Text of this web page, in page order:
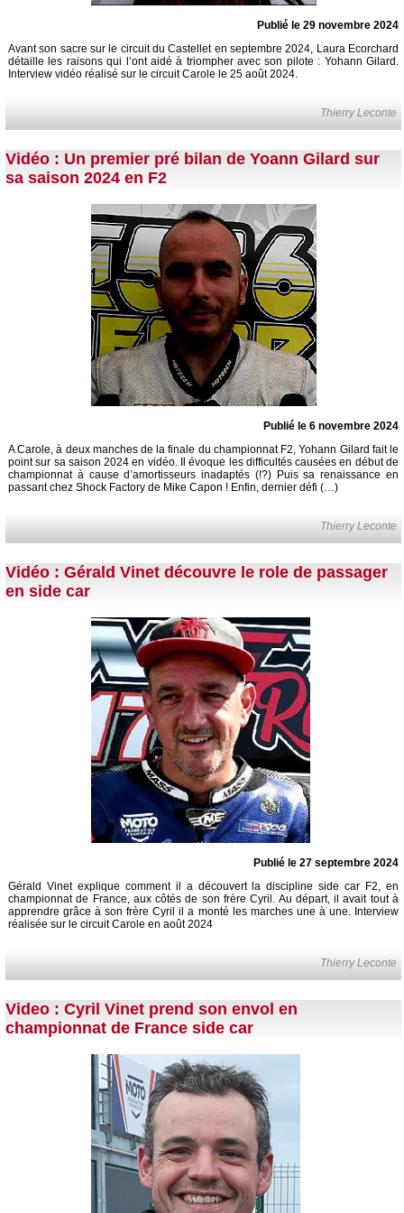
Publié le 29 novembre 2024
Avant son sacre sur le circuit du Castellet en septembre 2024, Laura Ecorchard
détaille les raisons qui l’ont aidé à triompher avec son pilote : Yohann Gilard.
Interview vidéo réalisé sur le circuit Carole le 25 août 2024.
Thierry Leconte
Vidéo : Un premier pré bilan de Yoann Gilard sur
sa saison 2024 en F2
Publié le 6 novembre 2024
A Carole, à deux manches de la finale du championnat F2, Yohann Gilard fait le
point sur sa saison 2024 en vidéo. Il évoque les difficultés causées en début de
championnat à cause d’amortisseurs inadaptés (!?) Puis sa renaissance en
passant chez Shock Factory de Mike Capon ! Enfin, dernier défi (…)
Thierry Leconte
Vidéo : Gérald Vinet découvre le role de passager
en side car
Publié le 27 septembre 2024
Gérald Vinet explique comment il a découvert la discipline side car F2, en
championnat de France, aux côtés de son frère Cyril. Au départ, il avait tout à
apprendre grâce à son frère Cyril il a monté les marches une à une. Interview
réalisée sur le circuit Carole en août 2024
Thierry Leconte
Video : Cyril Vinet prend son envol en
championnat de France side car